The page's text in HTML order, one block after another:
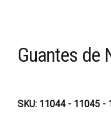
Guantes de
SKU: 11044 - 11045 -